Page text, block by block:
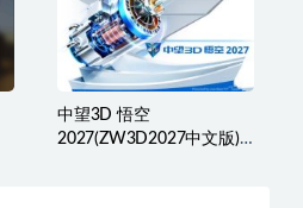
中望3D 悟空
2027(ZW3D2027中文版)